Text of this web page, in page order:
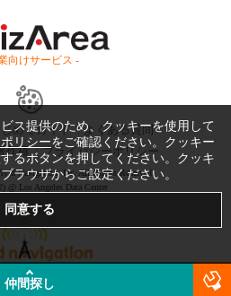
向けサービス -
めてガイド
よくある質問
作権 プライバシーポリシー
Navigation, Inc. All Rights Reserved.
@ Los Angeles Data Center
仲間探し
ス提供のため、クッキーを使用して
リシーをご確認ください。クッキー
るボタンを押してください。クッキ
ラウザからご設定ください。